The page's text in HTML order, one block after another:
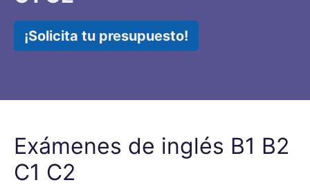
¡Solicita tu presupuesto!
Exámenes de inglés B1 B2
C1 C2